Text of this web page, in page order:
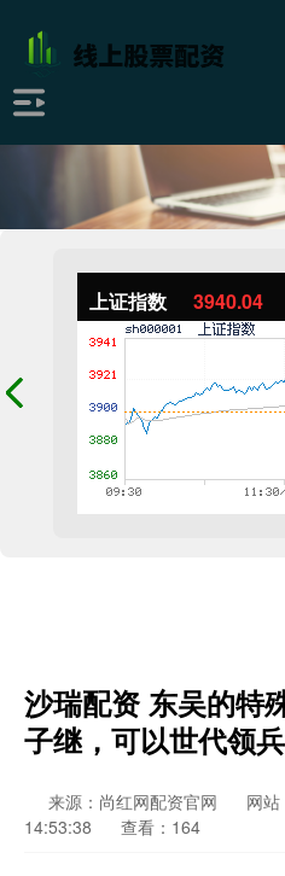
上证指数 3940.04
沙瑞配资 东吴的特
子继，可以世代领兵
来源：尚红网配资官网 网
14:53:38
查看：164